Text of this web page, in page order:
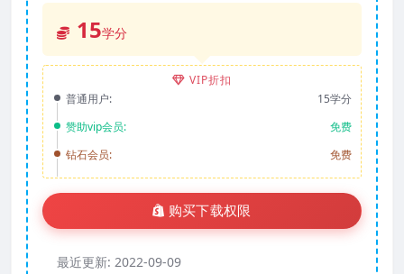
15学分
VIP折扣
普通用户:
15学分
赞助vip会员:
免费
钻石会员:
免费
购买下载权限
最近更新: 2022-09-09